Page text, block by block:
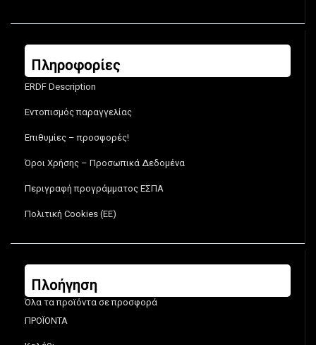
Πληροφορίες
ERDF Description
Εντοπισμός παραγγελίας
Επιθυμίες – προσφορές!
Όροι Χρήσης – Προσωπικά Δεδομένα
Περιγραφή προγράμματος ΕΣΠΑ
Πολιτική Cookies (ΕΕ)
Πλοήγηση
Όλα τα προϊόντα σε προσφορά
ΠΡΟΪΟΝΤΑ